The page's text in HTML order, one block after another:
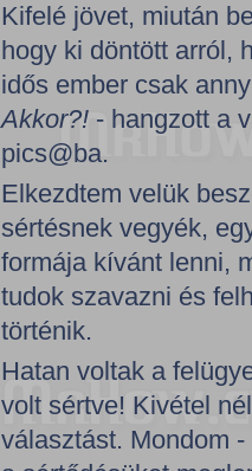
Kifelé jövet, miután
hogy ki döntött arról,
idős ember csak
Akkor?! - hangzott a
pics@ba.
Elkezdtem velük
sértésnek vegyék,
formája kívánt lenni,
tudok szavazni és
történik.
Hatan voltak a
volt sértve! Kivétel
választást. Mondom